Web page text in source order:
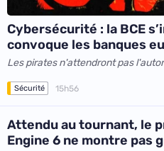
Cybersécurité : la BCE
convoque les banques
Les pirates n'attendront pas
Sécurité 15h56
Attendu au tournant, le
Engine 6 ne montre pas